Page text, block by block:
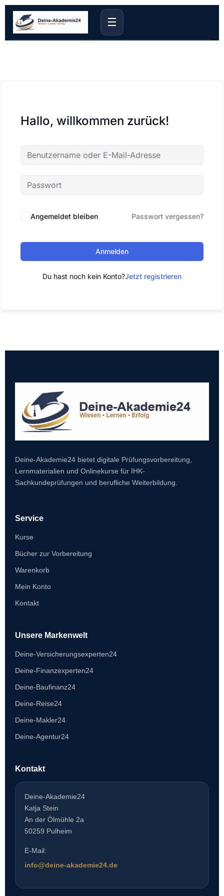
☰
Hallo, willkommen zurück!
Angemeldet bleiben Passwort vergessen?
Anmelden
Du hast noch kein Konto?Jetzt registrieren
Deine-Akademie24 bietet digitale Prüfungsvorbereitung,
Lernmaterialien und Onlinekurse für IHK-
Sachkundeprüfungen und berufliche Weiterbildung.
Service
Kurse
Bücher zur Vorbereitung
Warenkorb
Mein Konto
Kontakt
Unsere Markenwelt
Deine-Versicherungsexperten24
Deine-Finanzexperten24
Deine-Baufinanz24
Deine-Reise24
Deine-Makler24
Deine-Agentur24
Kontakt
Deine-Akademie24
Katja Stein
An der Ölmühle 2a
50259 Pulheim
E-Mail:
info@deine-akademie24.de